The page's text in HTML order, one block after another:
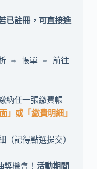
已註冊，可直接進
析 ⇨ 帳單 ⇨ 前往
納任一張繳費帳
」或「繳費明細」
（記得點選提交）
機會！ 活動期間